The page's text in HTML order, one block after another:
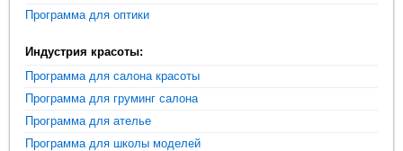
Программа для оптики
Индустрия красоты:
Программа для салона красоты
Программа для груминг салона
Программа для ателье
Программа для школы моделей